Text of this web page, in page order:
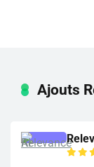
Ajouts